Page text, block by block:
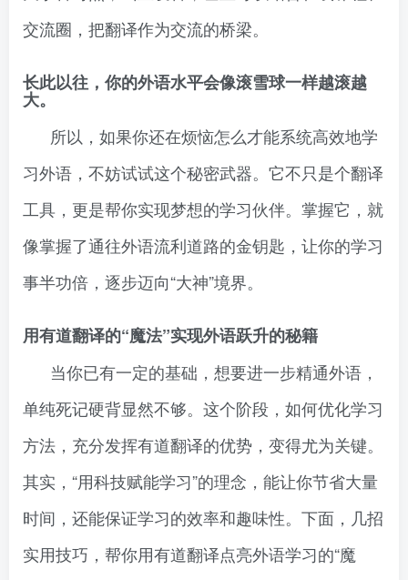
交流圈，把翻译作为交流的桥梁。
长此以往，你的外语水平会像滚雪球一样越滚越
大。
所以，如果你还在烦恼怎么才能系统高效地学
习外语，不妨试试这个秘密武器。它不只是个翻译
工具，更是帮你实现梦想的学习伙伴。掌握它，就
像掌握了通往外语流利道路的金钥匙，让你的学习
事半功倍，逐步迈向“大神”境界。
用有道翻译的“魔法”实现外语跃升的秘籍
当你已有一定的基础，想要进一步精通外语，
单纯死记硬背显然不够。这个阶段，如何优化学习
方法，充分发挥有道翻译的优势，变得尤为关键。
其实，“用科技赋能学习”的理念，能让你节省大量
时间，还能保证学习的效率和趣味性。下面，几招
实用技巧，帮你用有道翻译点亮外语学习的“魔